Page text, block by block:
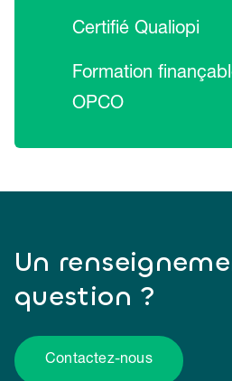
Certifié Qualiopi
Formation
OPCO
Un
question ?
Contactez-nous